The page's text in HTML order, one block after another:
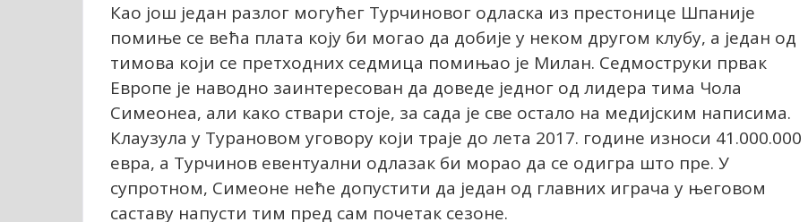
Као још један разлог могућег Турчиновог одласка из престонице Шпаније
помиње се већа плата коју би могао да добије у неком другом клубу, а један од
тимова који се претходних седмица помињао је Милан. Седмоструки првак
Европе је наводно заинтересован да доведе једног од лидера тима Чола
Симеонеа, али како ствари стоје, за сада је све остало на медијским написима.
Клаузула у Турановом уговору који траје до лета 2017. године износи 41.000.000
евра, а Турчинов евентуални одлазак би морао да се одигра што пре. У
супротном, Симеоне неће допустити да један од главних играча у његовом
саставу напусти тим пред сам почетак сезоне.